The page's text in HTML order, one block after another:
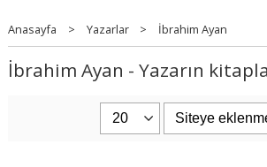
Anasayfa > Yazarlar > İbrahim Ayan
İbrahim Ayan - Yazarın